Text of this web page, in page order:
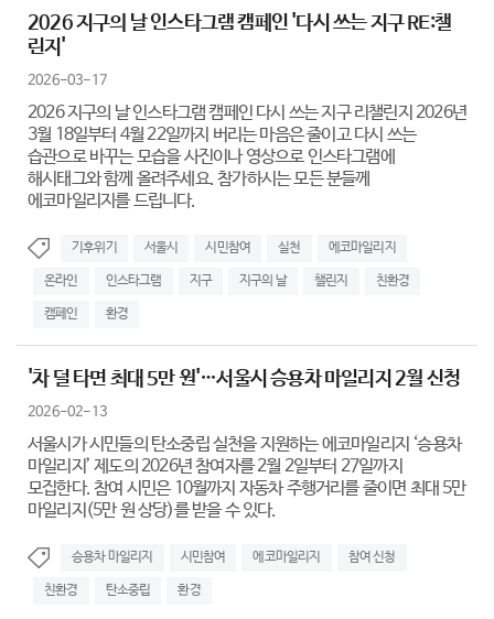
2026 지구의 날 인스타그램 캠페인 '다시 쓰는 지구 RE:챌
린지'
2026-03-17
2026 지구의 날 인스타그램 캠페인 다시 쓰는 지구 리챌린지 2026년
3월 18일부터 4월 22일까지 버리는 마음은 줄이고 다시 쓰는
습관으로 바꾸는 모습을 사진이나 영상으로 인스타그램에
해시태그와 함께 올려주세요. 참가하시는 모든 분들께
에코마일리지를 드립니다.
기후위기 서울시 시민참여 실천 에코마일리지
온라인 인스타그램 지구 지구의 날 챌린지 친환경
캠페인 환경
'차 덜 타면 최대 5만 원'…서울시 승용차 마일리지 2월 신청
2026-02-13
서울시가 시민들의 탄소중립 실천을 지원하는 에코마일리지 ‘승용차
마일리지’ 제도의 2026년 참여자를 2월 2일부터 27일까지
모집한다. 참여 시민은 10월까지 자동차 주행거리를 줄이면 최대 5만
마일리지(5만 원 상당)를 받을 수 있다.
승용차 마일리지 시민참여 에코마일리지 참여 신청
친환경 탄소중립 환경